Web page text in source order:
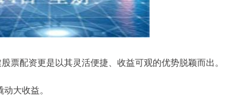
票配资更是以其灵活便捷、收益可观的优势脱颖而出。
大收益。